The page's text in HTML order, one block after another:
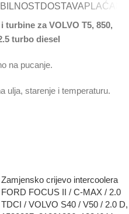
DOSTAVA
za VOLVO T5, 850,
turbo diesel
na pucanje.
ulja, starenje i temperaturu.
Zamjensko crijevo intercoolera
FORD FOCUS II / C-MAX / 2.0
TDCI / VOLVO S40 / V50 / 2.0 D,